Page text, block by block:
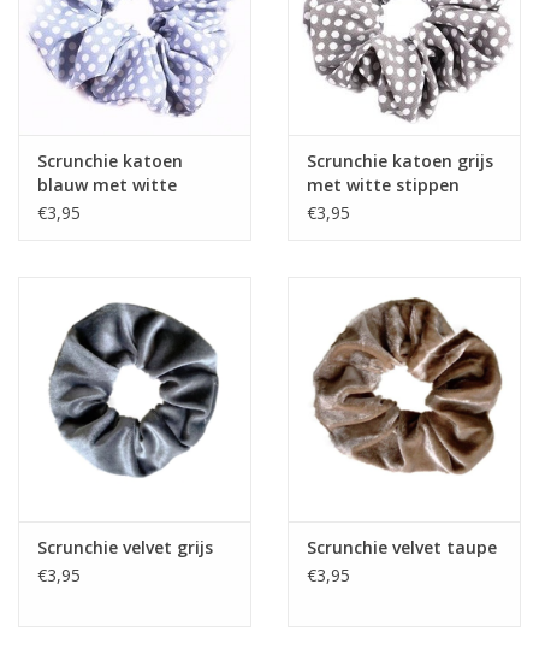
Scrunchie katoen
blauw met witte
stippen
€3,95
Scrunchie katoen grijs
met witte stippen
€3,95
Scrunchie velvet grijs
€3,95
Scrunchie velvet taupe
€3,95